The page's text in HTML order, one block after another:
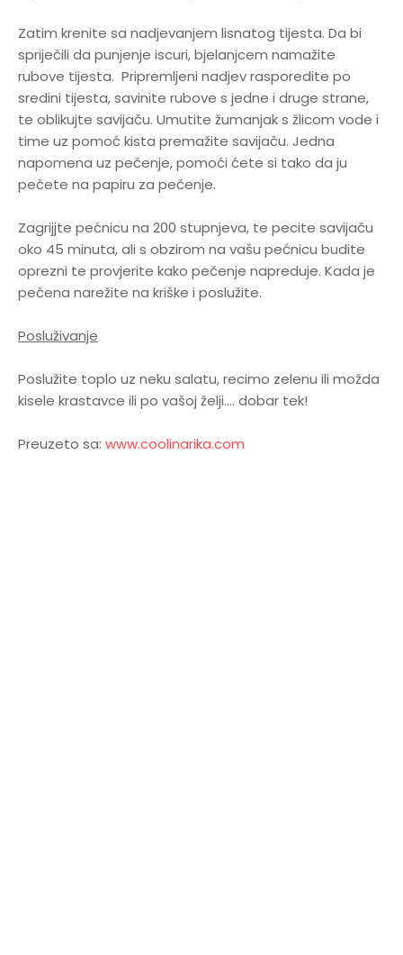
Zatim krenite sa nadjevanjem lisnatog tijesta. Da bi
spriječili da punjenje iscuri, bjelanjcem namažite
rubove tijesta. Pripremljeni nadjev rasporedite po
sredini tijesta, savinite rubove s jedne i druge strane,
te oblikujte savijaču. Umutite žumanjak s žlicom vode i
time uz pomoć kista premažite savijaču. Jedna
napomena uz pečenje, pomoći ćete si tako da ju
pečete na papiru za pečenje.
Zagrijjte pećnicu na 200 stupnjeva, te pecite savijaču
oko 45 minuta, ali s obzirom na vašu pećnicu budite
oprezni te provjerite kako pečenje napreduje. Kada je
pečena narežite na kriške i poslužite.
Posluživanje
Poslužite toplo uz neku salatu, recimo zelenu ili možda
kisele krastavce ili po vašoj želji.... dobar tek!
Preuzeto sa: www.coolinarika.com